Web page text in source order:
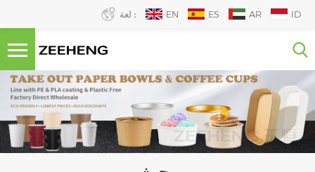
لغة : EN ES AR ID